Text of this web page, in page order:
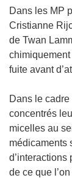
)
Dans les MP
Cristianne
de Twan
chimiquement
fuite avant
Dans le
concentrés
micelles au
médicaments
d’interactions
de ce que